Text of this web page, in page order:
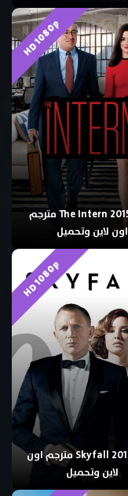
HD 1080p
فيلم The Intern 2015 مترجم
اون لاين وتحميل
HD 1080p
فيلم Skyfall 2012 مترجم اون
لاين وتحميل